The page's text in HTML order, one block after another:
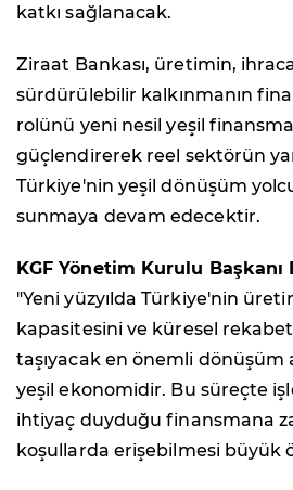
katkı sağlanacak.
Ziraat Bankası, üretimin,
sürdürülebilir kalkınmanın
rolünü yeni nesil yeşil
güçlendirerek reel sektörün
Türkiye'nin yeşil dönüşüm
sunmaya devam edecektir.
KGF Yönetim Kurulu Başkanı
"Yeni yüzyılda Türkiye'nin
kapasitesini ve küresel
taşıyacak en önemli dönüşüm
yeşil ekonomidir. Bu süreçte
ihtiyaç duyduğu finansmana
koşullarda erişebilmesi büyük